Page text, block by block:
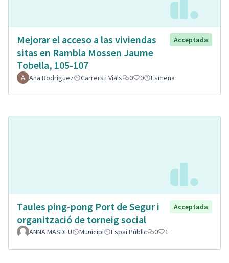
Mejorar el acceso a las viviendas
sitas en Rambla Mossen Jaume
Tobella, 105-107
Acceptada
Ana Rodriguez Carrers i Vials 0 0 Esmena
Taules ping-pong Port de Segur i
organització de torneig social
Acceptada
ANNA MASDEU Municipi Espai Públic 0 1